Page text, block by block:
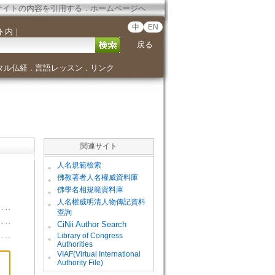
イトの内容を引用する．ホームページへ
内 ｜ 中 EN
戻る
ル仏経． 言語レッスン ． リンク
関連サイト
。 人名規範檢索
。 佛教著者人名權威資料庫
。 佛學名相規範資料庫
。
人名權威明清人物傳記資料
查詢
。
CiNii Author Search
。
Library of Congress
Authorities
。
VIAF(Virtual International
Authority File)